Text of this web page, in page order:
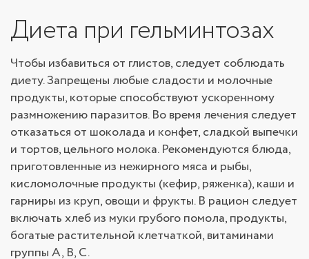
Диета при гельминтозах
Чтобы избавиться от глистов, следует соблюдать
диету. Запрещены любые сладости и молочные
продукты, которые способствуют ускоренному
размножению паразитов. Во время лечения следует
отказаться от шоколада и конфет, сладкой выпечки
и тортов, цельного молока. Рекомендуются блюда,
приготовленные из нежирного мяса и рыбы,
кисломолочные продукты (кефир, ряженка), каши и
гарниры из круп, овощи и фрукты. В рацион следует
включать хлеб из муки грубого помола, продукты,
богатые растительной клетчаткой, витаминами
группы A, B, C.